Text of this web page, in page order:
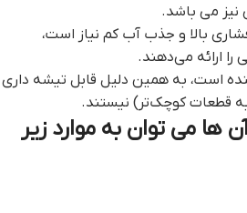
نیز می باشد.
بالا و جذب آب کم نیاز است،
را ارائه می‌دهند.
است، به همین دلیل قابل تیشه ‌داری
قطعات کوچک‌تر) نیستند.
ها می توان به موارد زیر